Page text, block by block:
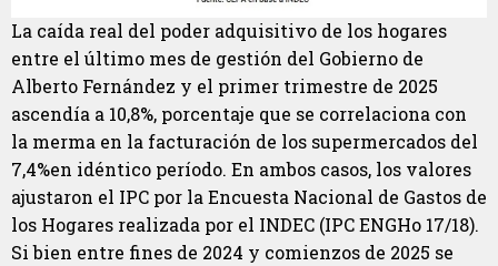
La caída real del poder adquisitivo de los hogares
entre el último mes de gestión del Gobierno de
Alberto Fernández y el primer trimestre de 2025
ascendía a 10,8%, porcentaje que se correlaciona con
la merma en la facturación de los supermercados del
7,4%en idéntico período. En ambos casos, los valores
ajustaron el IPC por la Encuesta Nacional de Gastos de
los Hogares realizada por el INDEC (IPC ENGHo 17/18).
Si bien entre fines de 2024 y comienzos de 2025 se